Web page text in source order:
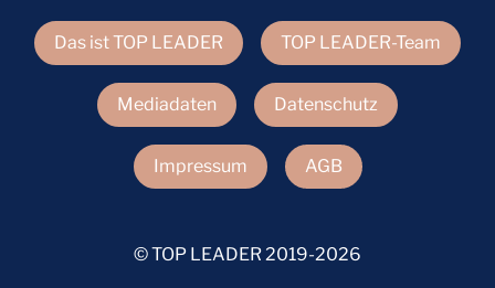
Das ist TOP LEADER TOP LEADER-Team
Mediadaten Datenschutz
Impressum AGB
© TOP LEADER 2019-2026